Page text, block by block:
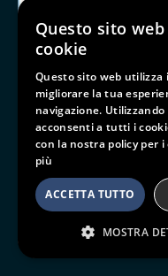
Follow us
BE SOCIAL
Questo sito
cookie
Questo sito web utilizza
migliorare la tua
navigazione.
acconsenti a tutti i
con la nostra policy per i
più
ACCETTA TUTTO
MOSTRA